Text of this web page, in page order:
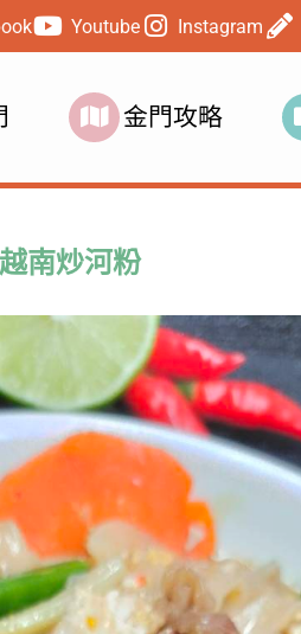
Youtube Instagram
金門攻略
南炒河粉